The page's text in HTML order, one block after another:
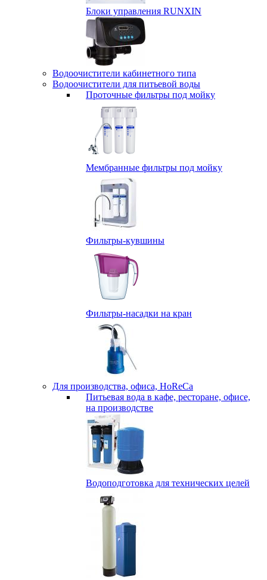
Блоки управления RUNXIN
Водоочистители кабинетного типа
Водоочистители для питьевой воды
Проточные фильтры под мойку
Мембранные фильтры под мойку
Фильтры-кувшины
Фильтры-насадки на кран
Для производства, офиса, HoReCa
Питьевая вода в кафе, ресторане, офисе,
на производстве
Водоподготовка для технических целей